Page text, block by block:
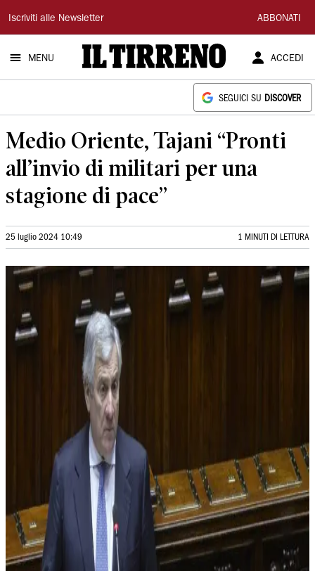
Il
Tirreno
Iscriviti alle Newsletter ABBONATI
MENU ACCEDI
SEGUICI SU DISCOVER
Medio Oriente, Tajani “Pronti
all’invio di militari per una
stagione di pace”
25 luglio 2024 10:49 1 MINUTI DI LETTURA